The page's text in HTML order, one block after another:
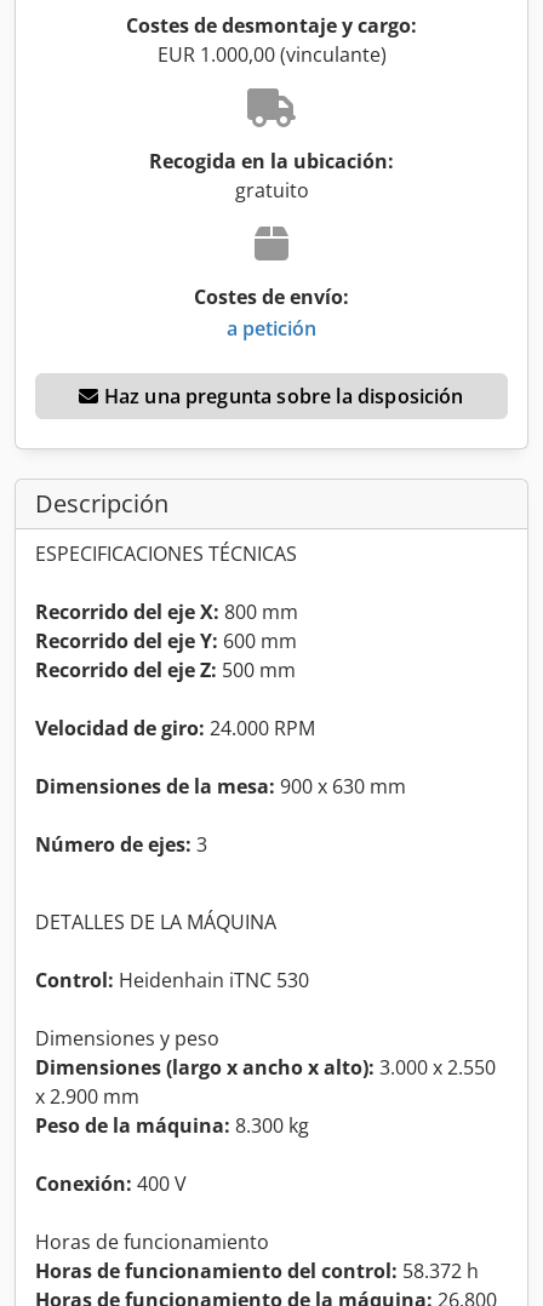
Costes de desmontaje y cargo:
EUR 1.000,00 (vinculante)
Recogida en la ubicación:
gratuito
Costes de envío:
a petición
Haz una pregunta sobre la disposición
Descripción
ESPECIFICACIONES TÉCNICAS
Recorrido del eje X: 800 mm
Recorrido del eje Y: 600 mm
Recorrido del eje Z: 500 mm
Velocidad de giro: 24.000 RPM
Dimensiones de la mesa: 900 x 630 mm
Número de ejes: 3
DETALLES DE LA MÁQUINA
Control: Heidenhain iTNC 530
Dimensiones y peso
Dimensiones (largo x ancho x alto): 3.000 x 2.550
x 2.900 mm
Peso de la máquina: 8.300 kg
Conexión: 400 V
Horas de funcionamiento
Horas de funcionamiento del control: 58.372 h
Horas de funcionamiento de la máquina: 26.800